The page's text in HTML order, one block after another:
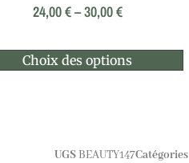
24,00€–30,00€
Choix des options
UGSBEAUTY147Catégories